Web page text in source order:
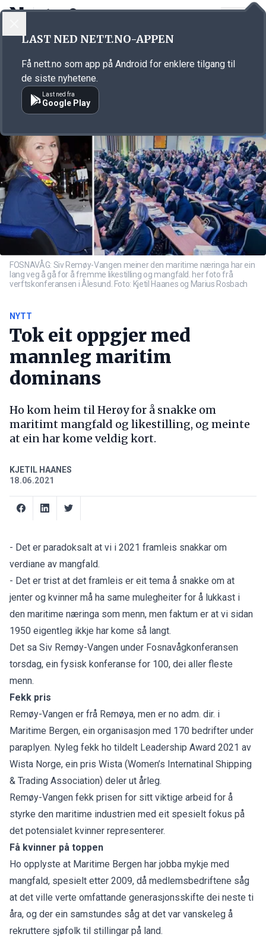
Annonsørinnhold
FOSNAVÅG: Siv Remøy-Vangen meiner den maritime næringa har ein
lang veg å gå for å fremme likestilling og mangfald. her foto frå
verftskonferansen i Ålesund. Foto: Kjetil Haanes og Marius Rosbach
NYTT
Tok eit oppgjer med
mannleg maritim
dominans
Ho kom heim til Herøy for å snakke om
maritimt mangfald og likestilling, og meinte
at ein har kome veldig kort.
KJETIL HAANES
18.06.2021
- Det er paradoksalt at vi i 2021 framleis snakkar om
verdiane av mangfald.
- Det er trist at det framleis er eit tema å snakke om at
jenter og kvinner må ha same mulegheiter for å lukkast i
den maritime næringa som menn, men faktum er at vi sidan
1950 eigentleg ikkje har kome så langt.
Det sa Siv Remøy-Vangen under Fosnavågkonferansen
torsdag, ein fysisk konferanse for 100, dei aller fleste
menn.
Fekk pris
Remøy-Vangen er frå Remøya, men er no adm. dir. i
Maritime Bergen, ein organisasjon med 170 bedrifter under
paraplyen. Nyleg fekk ho tildelt Leadership Award 2021 av
Wista Norge, ein pris Wista (Women’s Internatinal Shipping
& Trading Association) deler ut årleg.
Remøy-Vangen fekk prisen for sitt viktige arbeid for å
styrke den maritime industrien med eit spesielt fokus på
det potensialet kvinner representerer.
Få kvinner på toppen
Ho opplyste at Maritime Bergen har jobba mykje med
mangfald, spesielt etter 2009, då medlemsbedriftene såg
at det ville verte omfattande generasjonsskifte dei neste ti
åra, og der ein samstundes såg at det var vanskeleg å
rekruttere sjøfolk til stillingar på land.
LAST NED NETT.NO-APPEN
Få nett.no som app på Android for enklere tilgang til
de siste nyhetene.
Last ned fra
Google Play